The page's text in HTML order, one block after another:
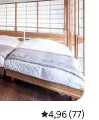
4,96 (77)